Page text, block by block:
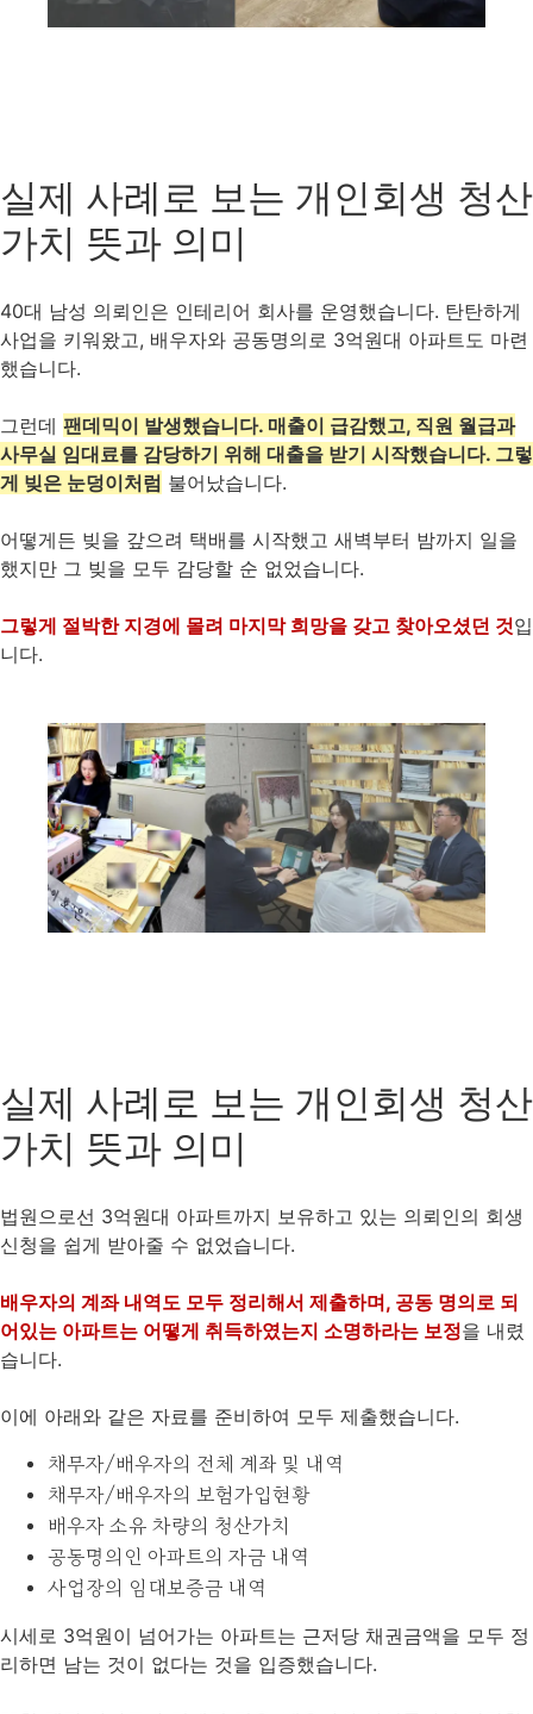
실제 사례로 보는 개인회생 청산
가치 뜻과 의미
40대 남성 의뢰인은 인테리어 회사를 운영했습니다. 탄탄하게
사업을 키워왔고, 배우자와 공동명의로 3억원대 아파트도 마련
했습니다.
그런데 팬데믹이 발생했습니다. 매출이 급감했고, 직원 월급과
사무실 임대료를 감당하기 위해 대출을 받기 시작했습니다. 그렇
게 빚은 눈덩이처럼 불어났습니다.
어떻게든 빚을 갚으려 택배를 시작했고 새벽부터 밤까지 일을
했지만 그 빚을 모두 감당할 순 없었습니다.
그렇게 절박한 지경에 몰려 마지막 희망을 갖고 찾아오셨던 것입
니다.
실제 사례로 보는 개인회생 청산
가치 뜻과 의미
법원으로선 3억원대 아파트까지 보유하고 있는 의뢰인의 회생
신청을 쉽게 받아줄 수 없었습니다.
배우자의 계좌 내역도 모두 정리해서 제출하며, 공동 명의로 되
어있는 아파트는 어떻게 취득하였는지 소명하라는 보정을 내렸
습니다.
이에 아래와 같은 자료를 준비하여 모두 제출했습니다.
채무자/배우자의 전체 계좌 및 내역
채무자/배우자의 보험가입현황
배우자 소유 차량의 청산가치
공동명의인 아파트의 자금 내역
사업장의 임대보증금 내역
시세로 3억원이 넘어가는 아파트는 근저당 채권금액을 모두 정
리하면 남는 것이 없다는 것을 입증했습니다.